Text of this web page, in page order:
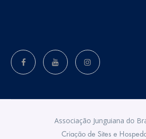
Associação Junguiana do
Criação de Sites e